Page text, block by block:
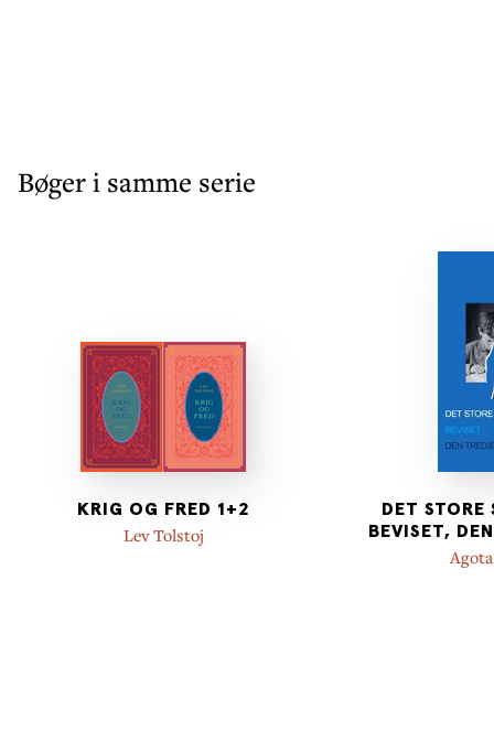
Bøger i samme serie
KRIG OG FRED 1+2
Lev Tolstoj
DET
BEVISET,